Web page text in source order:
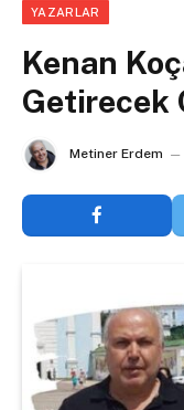
YAZARLAR
Kenan
Getirecek
Metiner Erdem